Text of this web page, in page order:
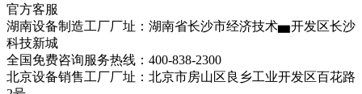
官方客服
湖南设备制造工厂厂址：湖南省长沙市经济技术▅开发区长沙
科技新城
全国免费咨询服务热线：400-838-2300
北京设备销售工厂厂址：北京市房山区良乡工业开发区百花路